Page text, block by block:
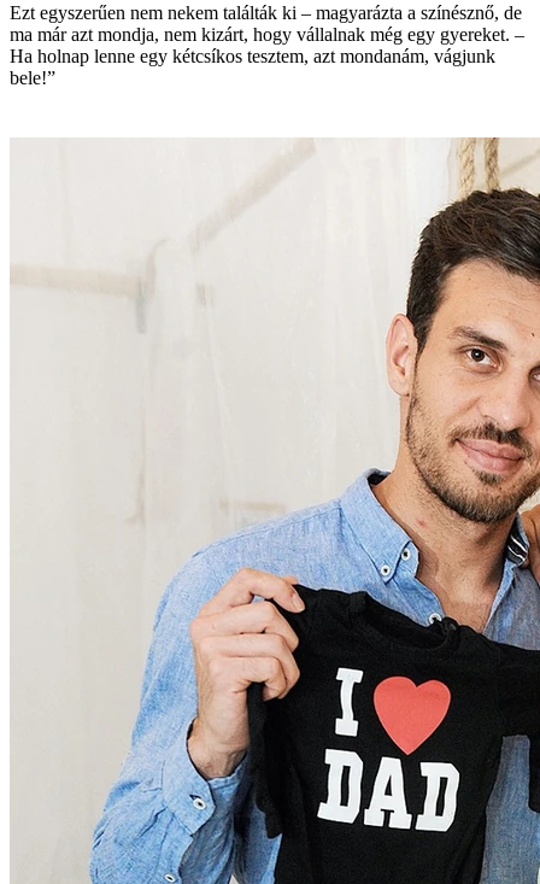
Ezt egyszerűen nem nekem találták ki – magyarázta a színésznő, de
ma már azt mondja, nem kizárt, hogy vállalnak még egy gyereket. –
Ha holnap lenne egy kétcsíkos tesztem, azt mondanám, vágjunk
bele!”